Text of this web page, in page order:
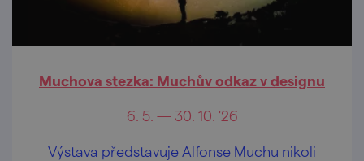
Muchova stezka: Muchův odkaz v designu
6. 5. — 30. 10. '26
Výstava představuje Alfonse Muchu nikoli